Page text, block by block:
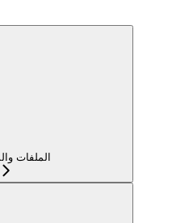
الملفات